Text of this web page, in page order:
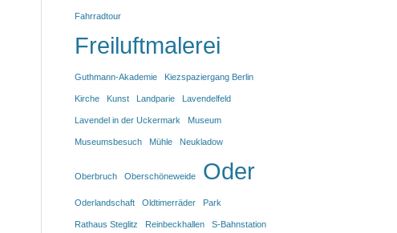
Fahrradtour
Freiluftmalerei
Guthmann-Akademie Kiezspaziergang Berlin
Kirche Kunst Landparie Lavendelfeld
Lavendel in der Uckermark Museum
Museumsbesuch Mühle Neukladow
Oberbruch Oberschöneweide Oder
Oderlandschaft Oldtimerräder Park
Rathaus Steglitz Reinbeckhallen S-Bahnstation